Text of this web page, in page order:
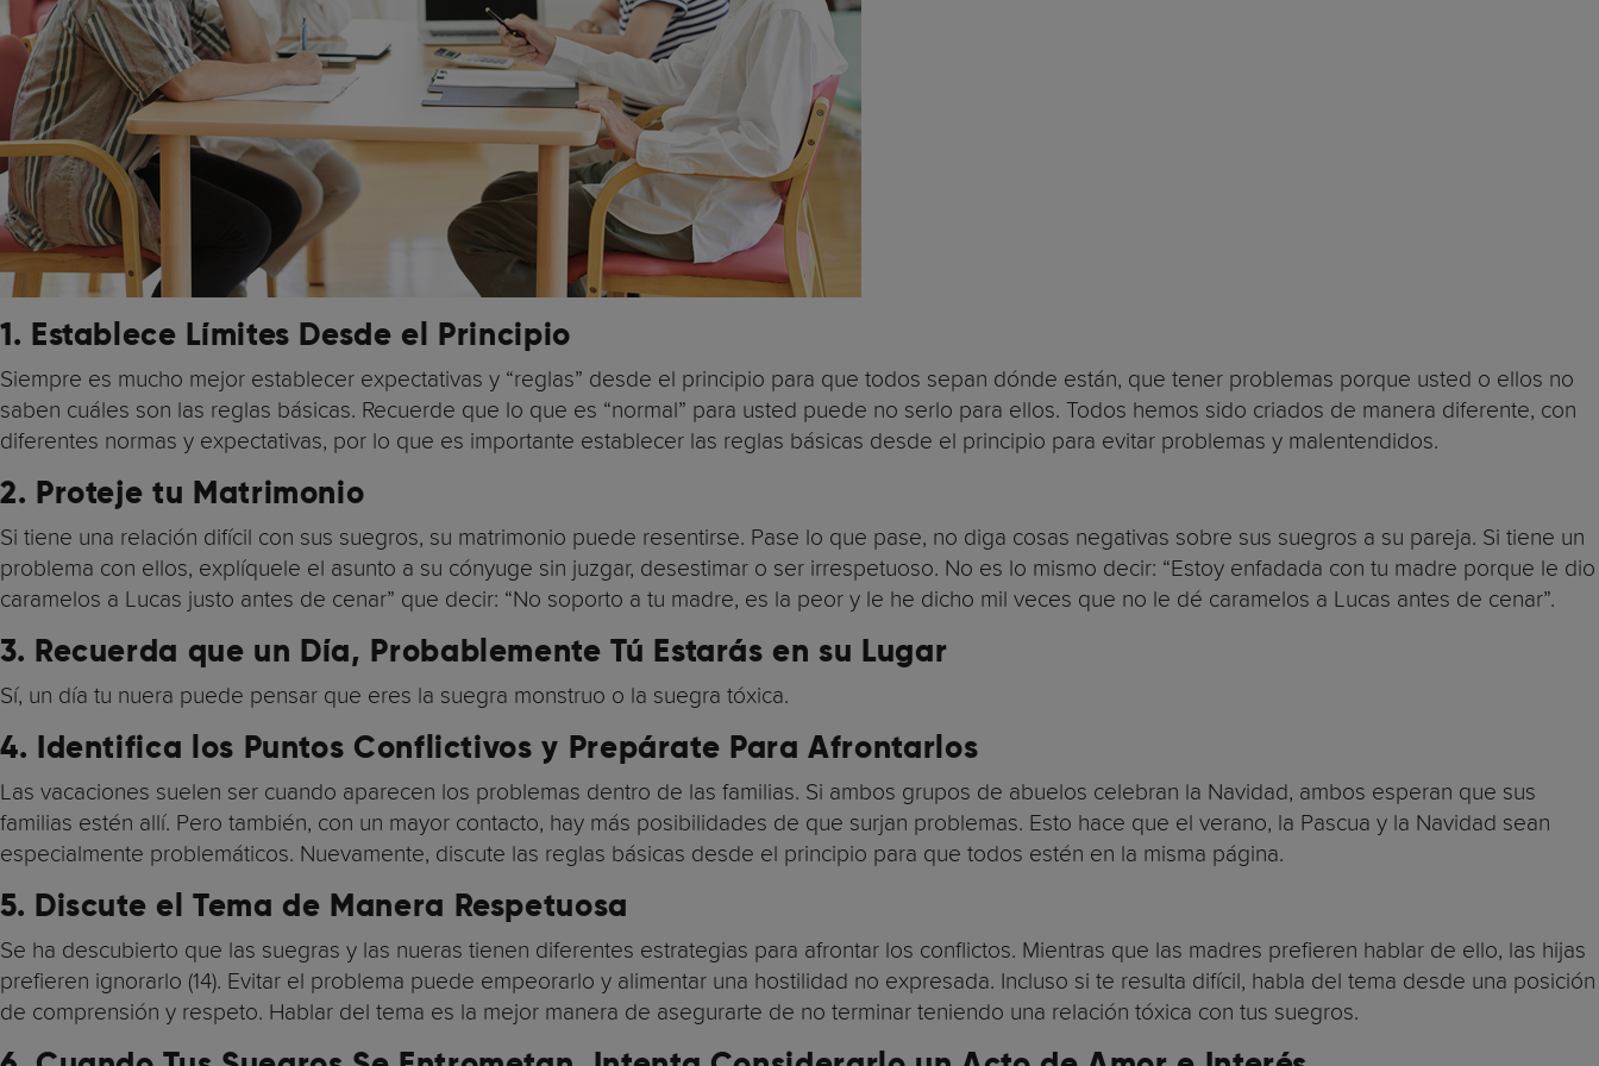
1. Establece Límites Desde el Principio
Siempre es mucho mejor establecer expectativas y “reglas” desde el principio para que todos sepan dónde están, que tener problemas porque usted o ellos no
saben cuáles son las reglas básicas. Recuerde que lo que es “normal” para usted puede no serlo para ellos. Todos hemos sido criados de manera diferente, con
diferentes normas y expectativas, por lo que es importante establecer las reglas básicas desde el principio para evitar problemas y malentendidos.
2. Proteje tu Matrimonio
Si tiene una relación difícil con sus suegros, su matrimonio puede resentirse. Pase lo que pase, no diga cosas negativas sobre sus suegros a su pareja. Si tiene un
problema con ellos, explíquele el asunto a su cónyuge sin juzgar, desestimar o ser irrespetuoso. No es lo mismo decir: “Estoy enfadada con tu madre porque le dio
caramelos a Lucas justo antes de cenar” que decir: “No soporto a tu madre, es la peor y le he dicho mil veces que no le dé caramelos a Lucas antes de cenar”.
3. Recuerda que un Día, Probablemente Tú Estarás en su Lugar
Sí, un día tu nuera puede pensar que eres la suegra monstruo o la suegra tóxica.
4. Identifica los Puntos Conflictivos y Prepárate Para Afrontarlos
Las vacaciones suelen ser cuando aparecen los problemas dentro de las familias. Si ambos grupos de abuelos celebran la Navidad, ambos esperan que sus
familias estén allí. Pero también, con un mayor contacto, hay más posibilidades de que surjan problemas. Esto hace que el verano, la Pascua y la Navidad sean
especialmente problemáticos. Nuevamente, discute las reglas básicas desde el principio para que todos estén en la misma página.
5. Discute el Tema de Manera Respetuosa
Se ha descubierto que las suegras y las nueras tienen diferentes estrategias para afrontar los conflictos. Mientras que las madres prefieren hablar de ello, las hijas
prefieren ignorarlo (14). Evitar el problema puede empeorarlo y alimentar una hostilidad no expresada. Incluso si te resulta difícil, habla del tema desde una posición
de comprensión y respeto. Hablar del tema es la mejor manera de asegurarte de no terminar teniendo una relación tóxica con tus suegros.